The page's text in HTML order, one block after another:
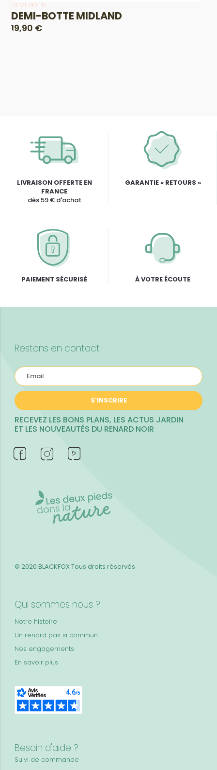
DEMI-BOTTE
DEMI-BOTTE MIDLAND
19,90 €
LIVRAISON OFFERTE EN
FRANCE
dès 59 € d'achat
GARANTIE « RETOURS »
PAIEMENT SÉCURISÉ À VOTRE ÉCOUTE
Restons en contact
S'INSCRIRE
RECEVEZ LES BONS PLANS, LES ACTUS JARDIN
ET LES NOUVEAUTÉS DU RENARD NOIR
Qui sommes nous ?
Notre histoire
Un renard pas si commun
Nos engagements
En savoir plus
Besoin d'aide ?
Suivi de commande
© 2020 BLACKFOXTous droits réservés